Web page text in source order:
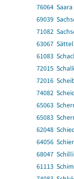
76064 Saara
69039
71082
63067
61083
72015
72016
74082
65063
65083
62048
64056
68047
61113